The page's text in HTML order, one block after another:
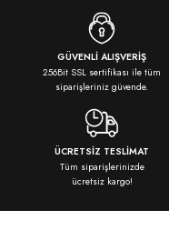
Görüş ve önerileriniz için
Ürün resmi kalitesiz, bozuk
Ürün açıklamasında eksik
Ürün bilgilerinde hatalar
Ürün fiyatı diğer sitelerden
Bu ürüne benzer farklı
GÜVENLİ ALIŞVERİŞ
256Bit SSL sertifikası ile tüm
siparişleriniz güvende.
ÜCRETSİZ TESLİMAT
Tüm siparişlerinizde
ücretsiz kargo!